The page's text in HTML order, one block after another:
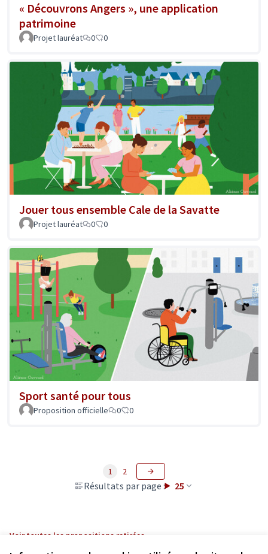
« Découvrons Angers », une application
patrimoine
Projet lauréat 0 0
Jouer tous ensemble Cale de la Savatte
Projet lauréat 0 0
Sport santé pour tous
Proposition officielle 0 0
Résultats par page : 25
1 2
Voir toutes les propositions retirées